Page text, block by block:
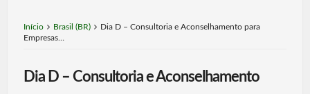
Início Brasil (BR)
Dia D – Consultoria e Aconselhamento para
Empresas…
Dia D – Consultoria e Aconselhamento